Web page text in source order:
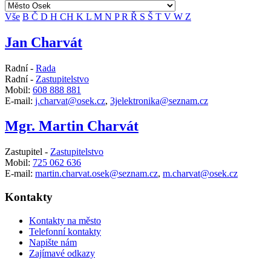
Vše B Č D H CH K L M N PR Ř S Š T V W Z
Jan Charvát
Radní - Rada
Radní - Zastupitelstvo
Mobil: 608 888 881
E-mail: j.charvat@osek.cz, 3jelektronika@seznam.cz
Mgr. Martin Charvát
Zastupitel - Zastupitelstvo
Mobil: 725 062 636
E-mail: martin.charvat.osek@seznam.cz, m.charvat@osek.cz
Kontakty
Kontakty na město
Telefonní kontakty
Napište nám
Zajímavé odkazy